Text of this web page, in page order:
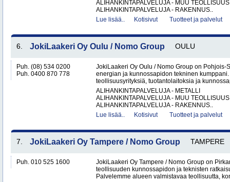
ALIHANKINTAPALVELUJA - MUU TEOLLISUUS
ALIHANKINTAPALVELUJA - RAKENNUS..
Lue lisää..
Kotisivut Tuotteet ja palvelut
6. JokiLaakeri Oy Oulu / Nomo Group OULU
Puh. (08) 534 0200
Puh. 0400 870 778
JokiLaakeri Oy Oulu / Nomo Group on Pohjois-
energian ja kunnossapidon tekninen
teollisuusyrityksiä, tuotantolaitoksia ja
ALIHANKINTAPALVELUJA - METALLI
ALIHANKINTAPALVELUJA - MUU TEOLLISUUS
ALIHANKINTAPALVELUJA - RAKENNUS..
Lue lisää..
Kotisivut Tuotteet ja palvelut
7. JokiLaakeri Oy Tampere / Nomo Group TAMPERE
Puh. 010 525 1600
JokiLaakeri Oy Tampere / Nomo Group on
teollisuuden kunnossapidon ja teknisten
Palvelemme alueen valmistavaa teollisuutta,